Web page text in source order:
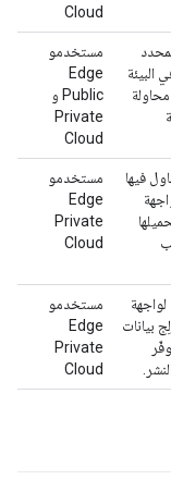
Cloud
البيئة
مستخدمو
Edge
Public و
Private
Cloud
فيها
مستخدمو
Edge
Private
Cloud
لواجهة
بيانات
مستخدمو
Edge
Private
Cloud